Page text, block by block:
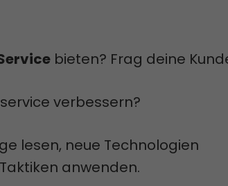
bieten? Frag deine
verbessern?
lesen, neue Technologien
anwenden.